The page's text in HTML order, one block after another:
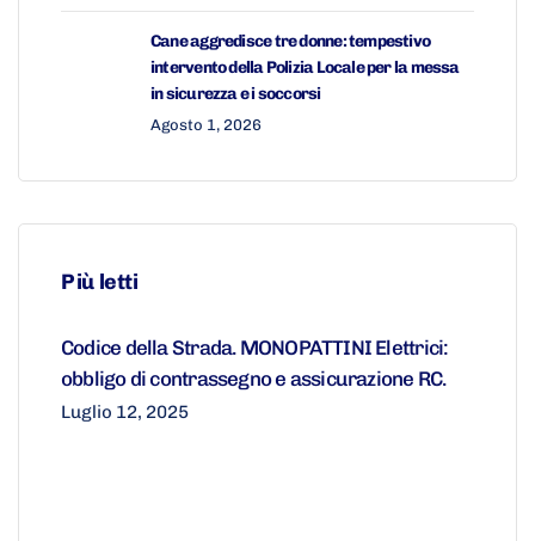
Cane aggredisce tre donne: tempestivo
intervento della Polizia Locale per la messa
in sicurezza e i soccorsi
Agosto 1, 2026
Più letti
Codice della Strada. MONOPATTINI Elettrici:
obbligo di contrassegno e assicurazione RC.
Luglio 12, 2025